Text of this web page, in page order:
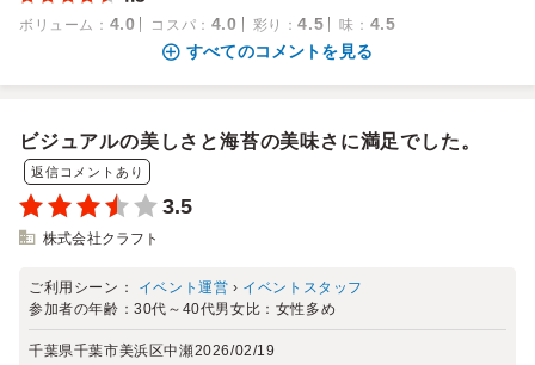
ボリューム ： 4.0 コスパ ： 4.0 彩り ：4.5 味 ： 4.5
すべてのコメントを見る
ビジュアルの美しさと海苔の美味さに満足でした。
返信コメントあり
3.5
株式会社クラフト
ご利用シーン： イベント運営 › イベントスタッフ
参加者の年齢：30代～40代男女比： 女性多め
千葉県千葉市美浜区中瀬2026/02/19